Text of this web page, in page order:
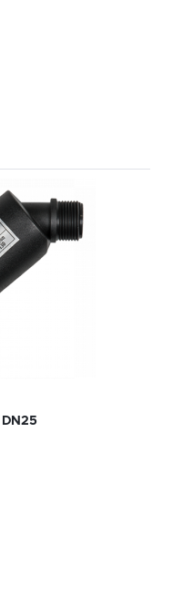
doskonałym
Państwo
To doskonała
siękatalog
i promocji, które
gdzie
Bradas
technologie z
różnorodność i
przekonajcie się, jak
i efektywności